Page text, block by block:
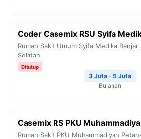
Coder Casemix RSU Syifa
Rumah Sakit Umum Syifa Medika Banjar
Selatan
Ditutup
3 Juta - 5 Juta
Bulanan
Casemix RS PKU
Rumah Sakit PKU Muhammadiyah